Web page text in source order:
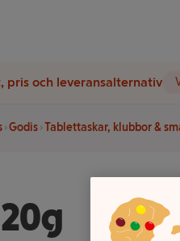
och leveransalternativ
Godis Tablettaskar, klubbor &